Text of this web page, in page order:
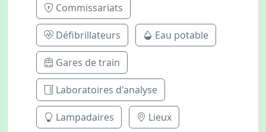
Commissariats
Défibrillateurs Eau potable
Gares de train
Laboratoires d'analyse
Lampadaires Lieux